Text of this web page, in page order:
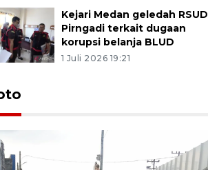
Kejari Medan geledah RSUD
Pirngadi terkait dugaan
korupsi belanja BLUD
1 Juli 2026 19:21